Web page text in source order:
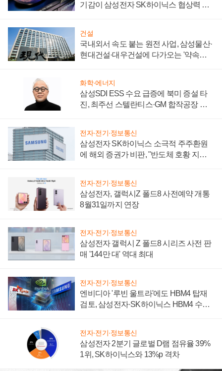
기감이 삼성전자 SK하이닉스 협상력 더
건설
국내외서 속도 붙는 원전 사업, 삼성물산·
현대건설·대우건설에 다가오는 '약속의
화학·에너지
삼성SDI ESS 수요 급증에 북미 증설 타
진, 최주선 스텔란티스·GM 합작공장 건
전자·전기·정보통신
삼성전자 SK하이닉스 소극적 주주환원
에 해외 증권가 비판, "반도체 호황 지속
전자·전기·정보통신
삼성전자, 갤럭시Z 폴드8 사전예약 개통
8월31일까지 연장
전자·전기·정보통신
삼성전자 갤럭시 Z 폴드8 시리즈 사전 판
매 '144만 대' 역대 최대
전자·전기·정보통신
엔비디아 '루빈 울트라'에도 HBM4 탑재
검토, 삼성전자·SK하이닉스 HBM4 수율
전자·전기·정보통신
삼성전자 2분기 글로벌 D램 점유율 39%
1위, SK하이닉스와 13%p 격차